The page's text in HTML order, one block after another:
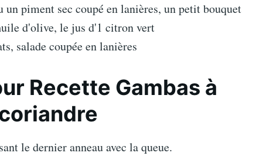
piment sec coupé en lanières, un petit bouquet
d'olive, le jus d'1 citron vert
salade coupée en lanières
Recette Gambas à
le dernier anneau avec la queue.